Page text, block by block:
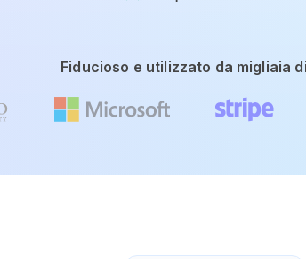
Fiducioso e utilizzato da migliaia